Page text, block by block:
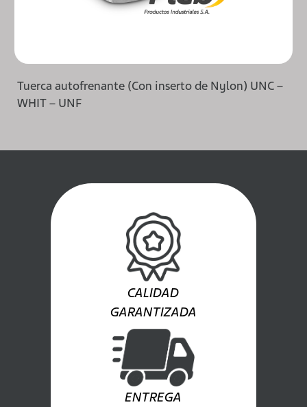
Tuerca autofrenante (Con inserto de Nylon) UNC –
WHIT – UNF
CALIDAD
GARANTIZADA
ENTREGA